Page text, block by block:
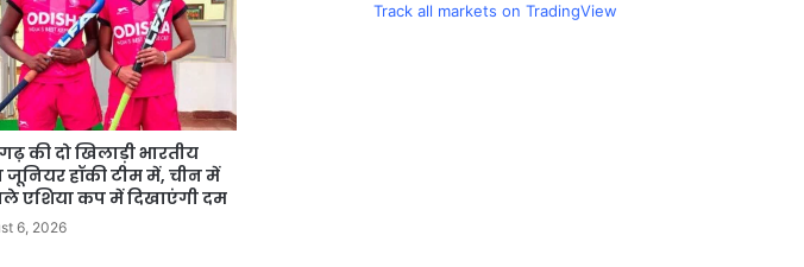
की दो खिलाड़ी भारतीय
जूनियर हॉकी टीम में, चीन में
एशिया कप में दिखाएंगी दम
6, 2026
Track all markets on TradingView